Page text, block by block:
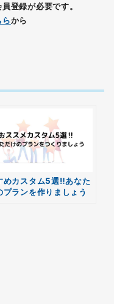
登録が必要です。
らから
めカスタム5選‼あなた
プランを作りましょう
無料